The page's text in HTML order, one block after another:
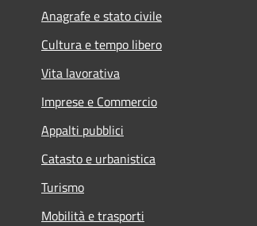
Anagrafe e stato civile
Cultura e tempo libero
Vita lavorativa
Imprese e Commercio
Appalti pubblici
Catasto e urbanistica
Turismo
Mobilità e trasporti